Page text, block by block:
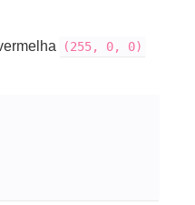
(255, 0, 0)